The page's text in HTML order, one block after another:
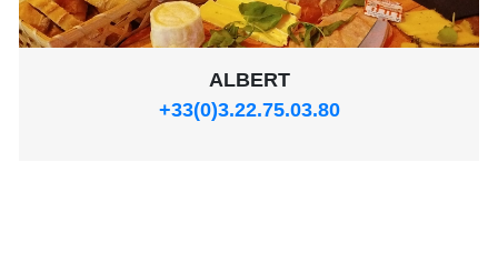
ALBERT
+33(0)3.22.75.03.80